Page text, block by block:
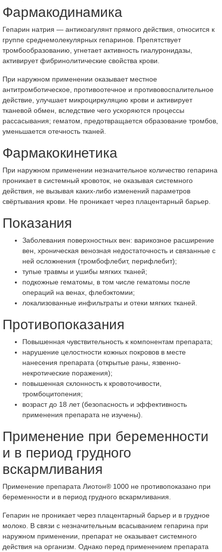
Фармакодинамика
Гепарин натрия — антикоагулянт прямого действия, относится к
группе среднемолекулярных гепаринов. Препятствует
тромбообразованию, угнетает активность гиалуронидазы,
активирует фибринолитические свойства крови.
При наружном применении оказывает местное
антитромботическое, противоотечное и противовоспалительное
действие, улучшает микроциркуляцию крови и активирует
тканевой обмен, вследствие чего ускоряются процессы
рассасывания; гематом, предотвращается образование тромбов,
уменьшается отечность тканей.
Фармакокинетика
При наружном применении незначительное количество гепарина
проникает в системный кровоток, не оказывая системного
действия, не вызывая каких-либо изменений параметров
свёртывания крови. Не проникает через плацентарный барьер.
Показания
Заболевания поверхностных вен: варикозное расширение
вен, хроническая венозная недостаточность и связанные с
ней осложнения (тромбофлебит, перифлебит);
тупые травмы и ушибы мягких тканей;
подкожные гематомы, в том числе гематомы после
операций на венах, флебэктомии;
локализованные инфильтраты и отеки мягких тканей.
Противопоказания
Повышенная чувствительность к компонентам препарата;
нарушение целостности кожных покровов в месте
нанесения препарата (открытые раны, язвенно-
некротические поражения);
повышенная склонность к кровоточивости,
тромбоцитопения;
возраст до 18 лет (безопасность и эффективность
применения препарата не изучены).
Применение при беременности
и в период грудного
вскармливания
Применение препарата Лиотон® 1000 не противопоказано при
беременности и в период грудного вскармливания.
Гепарин не проникает через плацентарный барьер и в грудное
молоко. В связи с незначительным всасыванием гепарина при
наружном применении, препарат не оказывает системного
действия на организм. Однако перед применением препарата